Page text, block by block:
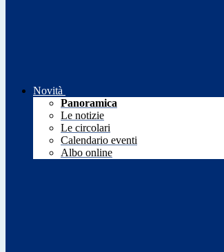
Novità
Panoramica
Le notizie
Le circolari
Calendario eventi
Albo online